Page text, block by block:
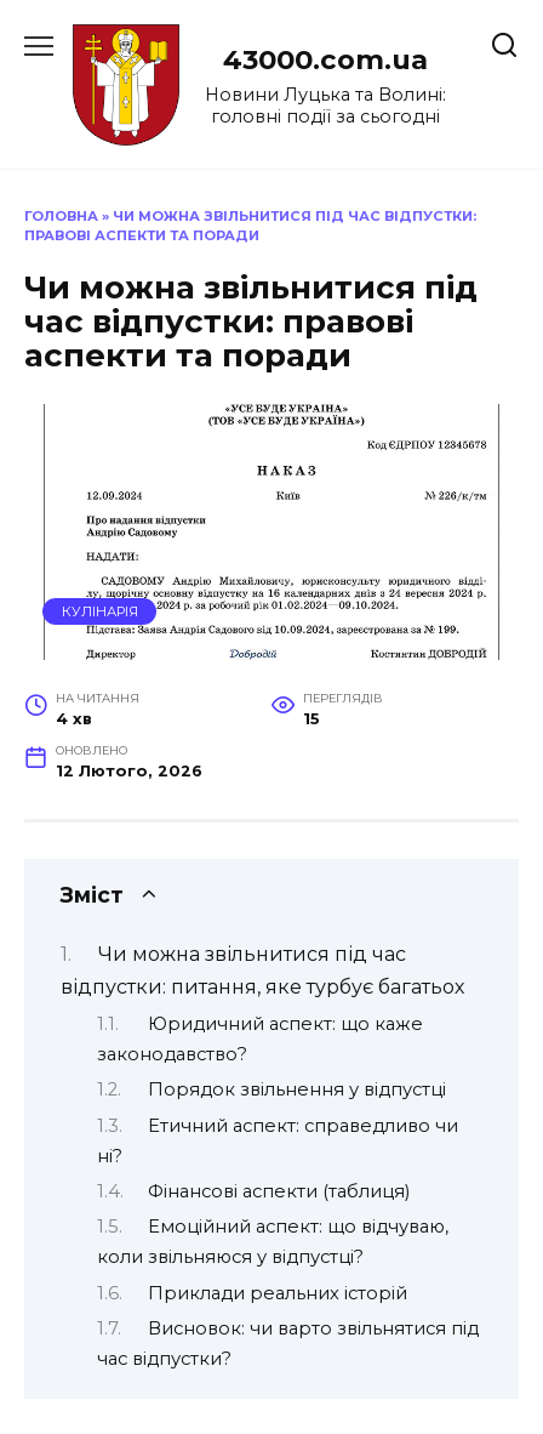
до
43000.com.ua
Новини Луцька та Волині:
головні події за сьогодні
ГОЛОВНА » ЧИ МОЖНА ЗВІЛЬНИТИСЯ ПІД ЧАС ВІДПУСТКИ:
ПРАВОВІ АСПЕКТИ ТА ПОРАДИ
Чи можна звільнитися під
час відпустки: правові
аспекти та поради
КУЛІНАРІЯ
НА ЧИТАННЯ
4 хв
ПЕРЕГЛЯДІВ
15
ОНОВЛЕНО
12 Лютого, 2026
Зміст
Чи можна звільнитися під час
відпустки: питання, яке турбує багатьох
Юридичний аспект: що каже
законодавство?
Порядок звільнення у відпустці
Етичний аспект: справедливо чи
ні?
Фінансові аспекти (таблиця)
Емоційний аспект: що відчуваю,
коли звільняюся у відпустці?
Приклади реальних історій
Висновок: чи варто звільнятися під
час відпустки?